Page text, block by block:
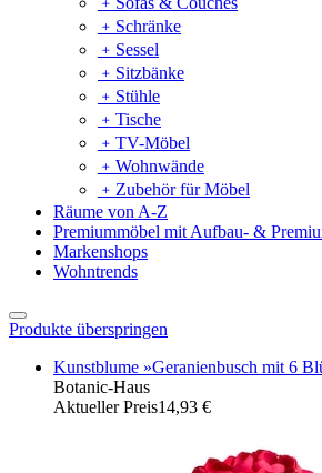
﹢ Schränke
﹢ Sessel
﹢ Sitzbänke
﹢ Stühle
﹢ Tische
﹢ TV-Möbel
﹢ Wohnwände
﹢ Zubehör für Möbel
Räume von A-Z
Premiummöbel mit Aufbau- &
Markenshops
Wohntrends
Produkte überspringen
Kunstblume »Geranienbusch mit 6
Botanic-Haus
Aktueller Preis14,93 €